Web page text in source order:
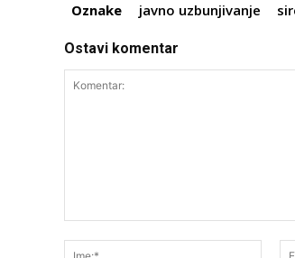
Oznake javno uzbunjivanje
Ostavi komentar
Ime:*